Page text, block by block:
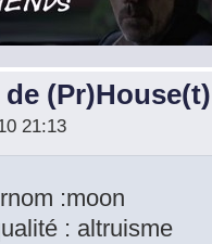
(Pr)House(t)
21:13
:moon
: altruisme